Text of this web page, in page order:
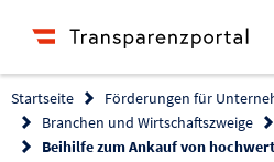
Startseite
Förderungen für
Branchen und Wirtschaftszweige
Beihilfe zum Ankauf von